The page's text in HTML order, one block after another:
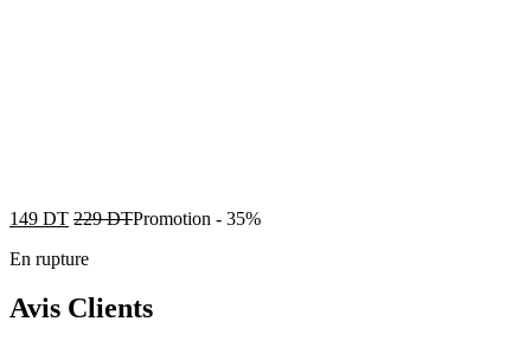
149 DT 229DTPromotion - 35%
En rupture
Avis Clients